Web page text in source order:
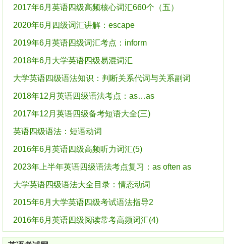
2017年6月英语四级高频核心词汇660个（五）
2020年6月四级词汇讲解：escape
2019年6月英语四级词汇考点：inform
2018年6月大学英语四级易混词汇
大学英语四级语法知识：判断关系代词与关系副词
2018年12月英语四级语法考点：as…as
2017年12月英语四级备考短语大全(三)
英语四级语法：短语动词
2016年6月英语四级高频听力词汇(5)
2023年上半年英语四级语法考点复习：as often as
大学英语四级语法大全目录：情态动词
2015年6月大学英语四级考试语法指导2
2016年6月英语四级阅读常考高频词汇(4)